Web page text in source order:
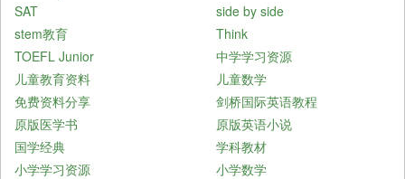
SAT
side by side
stem教育
Think
TOEFL Junior
中学学习资源
儿童教育资料
儿童数学
免费资料分享
剑桥国际英语教程
原版医学书
原版英语小说
国学经典
学科教材
小学学习资源
小学数学